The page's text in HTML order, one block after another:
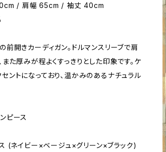
/ 肩幅 65cm / 袖丈 40cm
前開きカーディガン。ドルマンスリーブで肩
また厚みが程よくすっきりとした印象です。ケ
ントになっており、温かみのあるナチュラル
ピース
(ネイビー×ベージュ×グリーン×ブラック)